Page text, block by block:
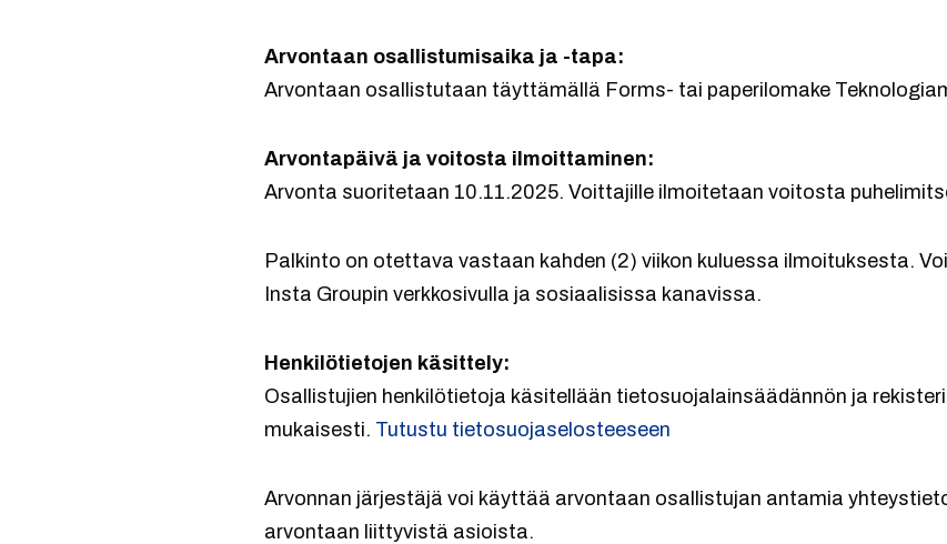
Arvontaan osallistumisaika ja -tapa:
Arvontaan osallistutaan täyttämällä Forms- tai paperilomake
Arvontapäivä ja voitosta ilmoittaminen:
Arvonta suoritetaan 10.11.2025. Voittajille ilmoitetaan voitosta
Palkinto on otettava vastaan kahden (2) viikon kuluessa ilmoituksesta.
Insta Groupin verkkosivulla ja sosiaalisissa kanavissa.
Henkilötietojen käsittely:
Osallistujien henkilötietoja käsitellään tietosuojalainsäädännön ja
mukaisesti. Tutustu tietosuojaselosteeseen
Arvonnan järjestäjä voi käyttää arvontaan osallistujan antamia
arvontaan liittyvistä asioista.